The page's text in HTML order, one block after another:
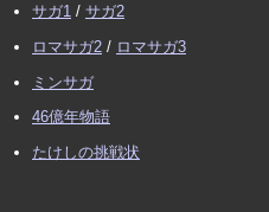
サガ1 / サガ2
ロマサガ2 / ロマサガ3
ミンサガ
46億年物語
たけしの挑戦状